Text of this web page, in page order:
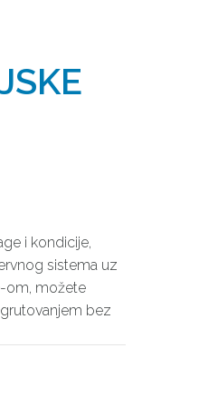
i kondicije,
sistema uz
om, možete
bez